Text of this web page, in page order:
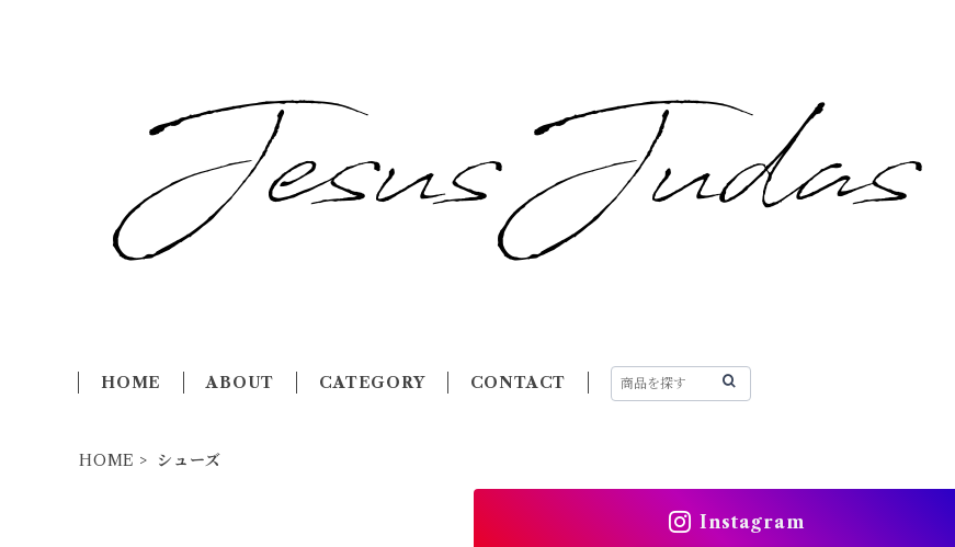
HOME ABOUT CATEGORY CONTACT
HOME シューズ
Instagram